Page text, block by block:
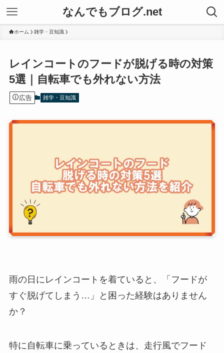
なんでもブログ.net
ホーム 雑学・豆知識
レインコートのフードが脱げる時の対策
5選｜自転車でも外れない方法
広告 雑学・豆知識
雨の日にレインコートを着ていると、「フードが
すぐ脱げてしまう…」と困った経験はありません
か？
特に自転車に乗っているときは、走行風でフード